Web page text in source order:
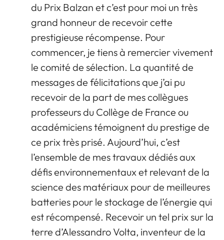
du Prix Balzan et c’est pour moi un très
grand honneur de recevoir cette
prestigieuse récompense. Pour
commencer, je tiens à remercier vivement
le comité de sélection. La quantité de
messages de félicitations que j’ai pu
recevoir de la part de mes collègues
professeurs du Collège de France ou
académiciens témoignent du prestige de
ce prix très prisé. Aujourd’hui, c’est
l’ensemble de mes travaux dédiés aux
défis environnementaux et relevant de la
science des matériaux pour de meilleures
batteries pour le stockage de l’énergie qui
est récompensé. Recevoir un tel prix sur la
terre d’Alessandro Volta, inventeur de la